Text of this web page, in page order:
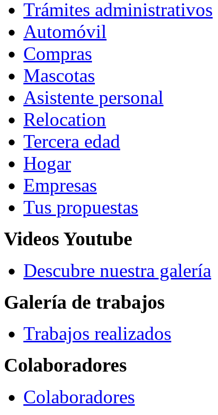
Trámites administrativos
Automóvil
Compras
Mascotas
Asistente personal
Relocation
Tercera edad
Hogar
Empresas
Tus propuestas
Videos Youtube
Descubre nuestra galería
Galería de trabajos
Trabajos realizados
Colaboradores
Colaboradores